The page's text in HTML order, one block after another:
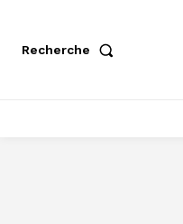
Recherche